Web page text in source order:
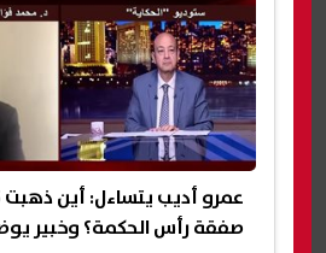
صفقة رأس الحكمة؟ وخبير